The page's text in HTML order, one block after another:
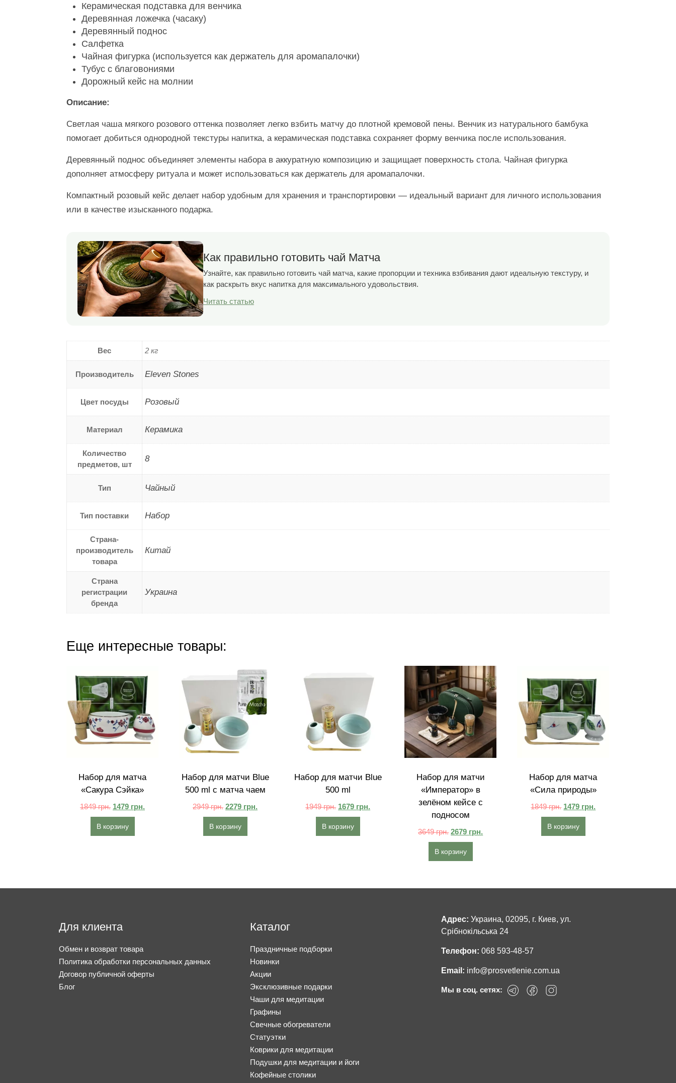
Керамическая подставка для венчика
Деревянная ложечка (часаку)
Деревянный поднос
Салфетка
Чайная фигурка (используется как держатель для аромапалочки)
Тубус с благовониями
Дорожный кейс на молнии
Описание:
Светлая чаша мягкого розового оттенка позволяет легко взбить матчу до плотной кремовой пены. Венчик из натурального бамбука
помогает добиться однородной текстуры напитка, а керамическая подставка сохраняет форму венчика после использования.
Деревянный поднос объединяет элементы набора в аккуратную композицию и защищает поверхность стола. Чайная фигурка
дополняет атмосферу ритуала и может использоваться как держатель для аромапалочки.
Компактный розовый кейс делает набор удобным для хранения и транспортировки — идеальный вариант для личного использования
или в качестве изысканного подарка.
Как правильно готовить чай Матча
Узнайте, как правильно готовить чай матча, какие пропорции и техника взбивания дают идеальную текстуру, и
как раскрыть вкус напитка для максимального удовольствия.
Читать статью
Вес 2 кг
Производитель Eleven Stones
Цвет посуды Розовый
Материал Керамика
Количество
предметов, шт
8
Тип Чайный
Тип поставки Набор
Страна-
производитель
товара
Китай
Страна
регистрации
бренда
Украина
Еще интересные товары:
Набор для матча
«Сакура Сэйка»
1849грн. 1479 грн.
В корзину
Набор для матчи Blue
500 ml с матча чаем
2949грн. 2279 грн.
В корзину
Набор для матчи Blue
500 ml
1949грн. 1679 грн.
В корзину
Набор для матчи
«Император» в
зелёном кейсе с
подносом
3649грн. 2679 грн.
В корзину
Набор для матча
«Сила природы»
1849грн. 1479 грн.
В корзину
Для клиента
Обмен и возврат товара
Политика обработки персональных данных
Договор публичной оферты
Блог
Каталог
Праздничные подборки
Новинки
Акции
Эксклюзивные подарки
Чаши для медитации
Графины
Свечные обогреватели
Статуэтки
Коврики для медитации
Подушки для медитации и йоги
Кофейные столики
Адрес: Украина, 02095, г. Киев, ул.
Срібнокільська 24
Телефон: 068 593-48-57
Email: info@prosvetlenie.com.ua
Мы в соц. сетях: